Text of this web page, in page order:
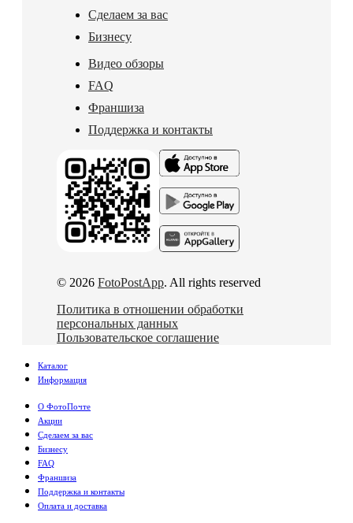
Сделаем за вас
Бизнесу
Видео обзоры
FAQ
Франшиза
Поддержка и контакты
© 2026 FotoPostApp. All rights reserved
Политика в отношении обработки
персональных данных
Пользовательское соглашение
Каталог
Информация
О ФотоПочте
Акции
Сделаем за вас
Бизнесу
FAQ
Франшиза
Поддержка и контакты
Оплата и доставка